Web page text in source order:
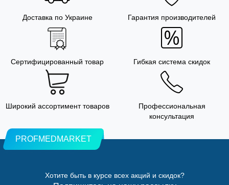
Доставка по Украине Гарантия производителей
Сертифицированный товар Гибкая система скидок
Широкий ассортимент товаров
Профессиональная
консультация
PROFMEDMARKET
Хотите быть в курсе всех акций и скидок?